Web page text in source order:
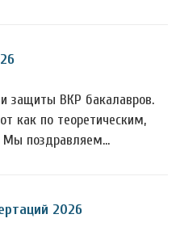
защиты ВКР бакалавров.
как по теоретическим,
поздравляем…
2026